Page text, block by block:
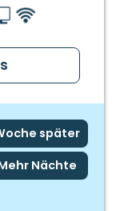
später
Nächte